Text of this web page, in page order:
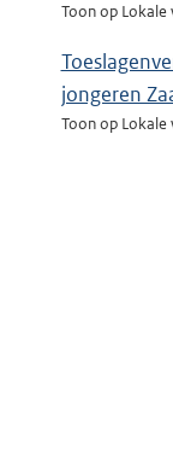
Toon op
jongeren
Toon op